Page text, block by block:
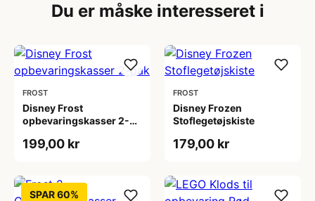
Du er måske interesseret i
FROST
Disney Frost
opbevaringskasser 2-
199,00 kr
FROST
Disney Frozen
Stoflegetøjskiste
179,00 kr
SPAR 60%